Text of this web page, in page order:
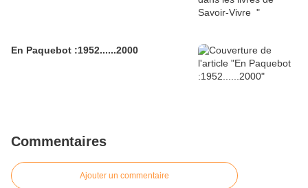
En Paquebot :1952......2000
Commentaires
Ajouter un commentaire